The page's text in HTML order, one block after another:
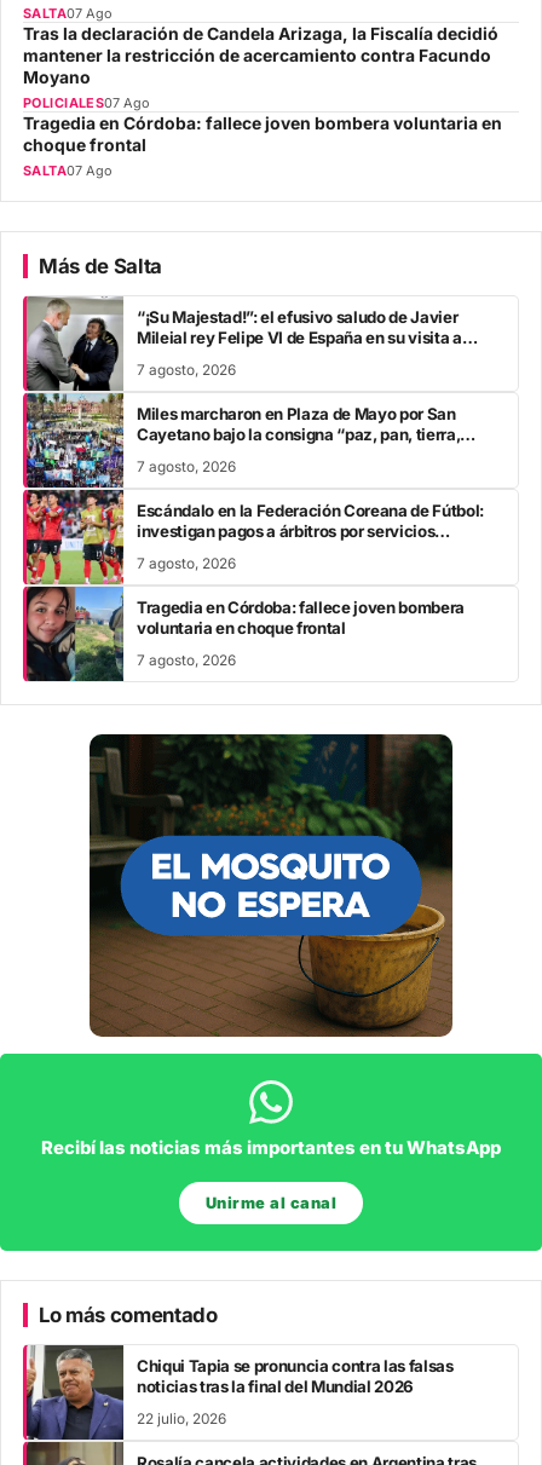
SALTA07 Ago
Tras la declaración de Candela Arizaga, la Fiscalía decidió
mantener la restricción de acercamiento contra Facundo
Moyano
POLICIALES07 Ago
Tragedia en Córdoba: fallece joven bombera voluntaria en
choque frontal
SALTA07 Ago
Más de Salta
“¡Su Majestad!”: el efusivo saludo de Javier
Mileial rey Felipe VI de España en su visita a
7 agosto, 2026
Miles marcharon en Plaza de Mayo por San
Cayetano bajo la consigna “paz, pan, tierra,
7 agosto, 2026
Escándalo en la Federación Coreana de Fútbol:
investigan pagos a árbitros por servicios
7 agosto, 2026
Tragedia en Córdoba: fallece joven bombera
voluntaria en choque frontal
7 agosto, 2026
Recibí las noticias más importantes en tu WhatsApp
Unirme al canal
Lo más comentado
Chiqui Tapia se pronuncia contra las falsas
noticias tras la final del Mundial 2026
22 julio, 2026